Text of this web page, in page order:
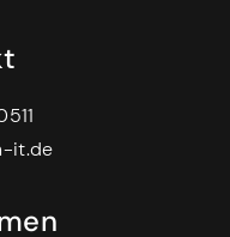
it.de